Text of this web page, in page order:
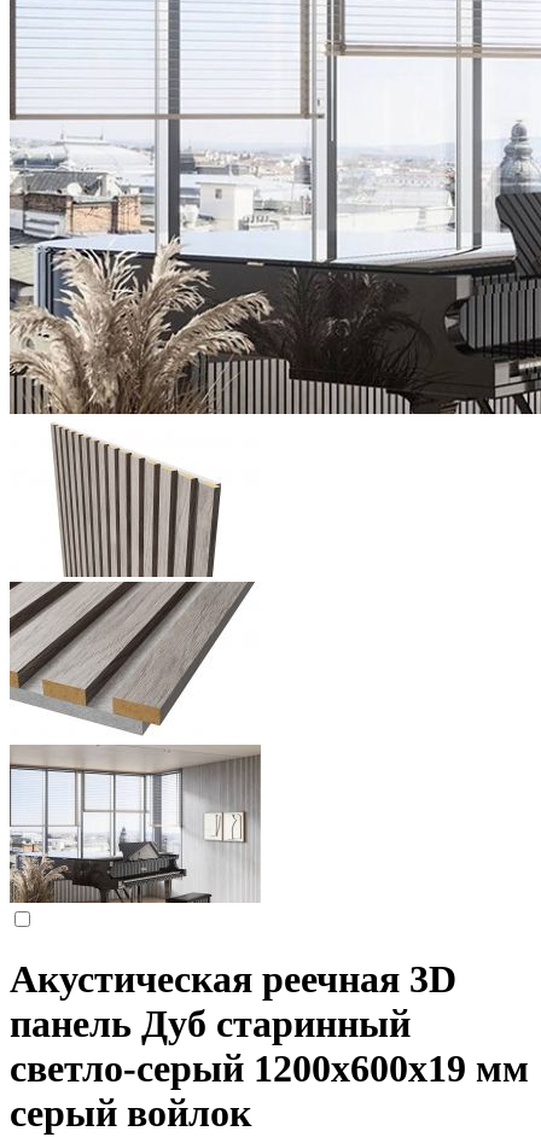
Акустическая реечная 3D
панель Дуб старинный
светло-серый 1200x600x19 мм
серый войлок